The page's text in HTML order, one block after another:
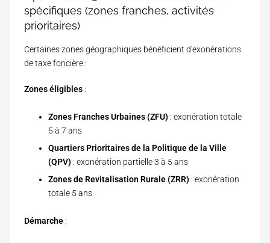
spécifiques (zones franches, activités
prioritaires)
Certaines zones géographiques bénéficient d'exonérations
de taxe foncière :
Zones éligibles :
Zones Franches Urbaines (ZFU) : exonération totale
5 à 7 ans
Quartiers Prioritaires de la Politique de la Ville
(QPV) : exonération partielle 3 à 5 ans
Zones de Revitalisation Rurale (ZRR) : exonération
totale 5 ans
Démarche :